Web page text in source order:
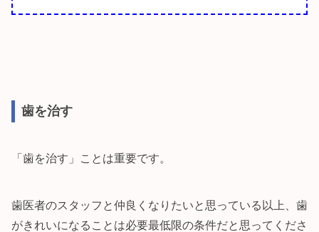
歯を治す
「歯を治す」ことは重要です。
歯医者のスタッフと仲良くなりたいと思っている以上、歯
がきれいになることは必要最低限の条件だと思ってくださ